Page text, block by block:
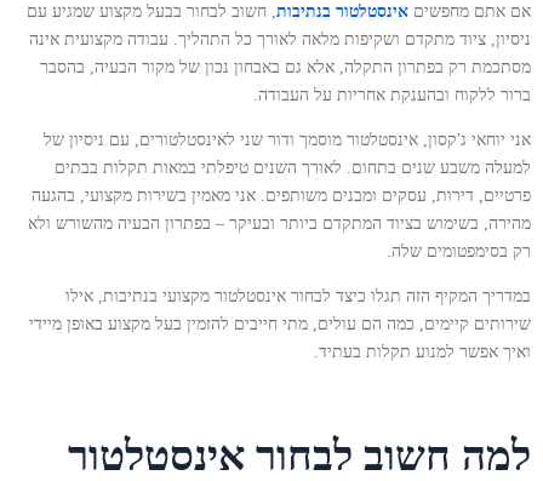
אם אתם מחפשים אינסטלטור בנתיבות , חשוב לבחור בבעל מקצוע שמגיע עם
ניסיון, ציוד מתקדם ושקיפות מלאה לאורך כל התהליך. עבודה מקצועית אינה
מסתכמת רק בפתרון התקלה, אלא גם באבחון נכון של מקור הבעיה, בהסבר
ברור ללקוח ובהענקת אחריות על העבודה.
אני יוחאי ג'קסון, אינסטלטור מוסמך ודור שני לאינסטלטורים, עם ניסיון של
למעלה משבע שנים בתחום. לאורך השנים טיפלתי במאות תקלות בבתים
פרטיים, דירות, עסקים ומבנים משותפים. אני מאמין בשירות מקצועי, בהגעה
מהירה, בשימוש בציוד המתקדם ביותר ובעיקר – בפתרון הבעיה מהשורש ולא
רק בסימפטומים שלה.
במדריך המקיף הזה תגלו כיצד לבחור אינסטלטור מקצועי בנתיבות, אילו
שירותים קיימים, כמה הם עולים, מתי חייבים להזמין בעל מקצוע באופן מיידי
ואיך אפשר למנוע תקלות בעתיד.
למה חשוב לבחור אינסטלטור